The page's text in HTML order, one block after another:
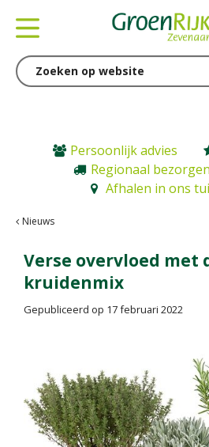
Persoonlijk advies
Regionaal
Afhalen in ons
Nieuws
Verse overvloed met
kruidenmix
Gepubliceerd op 17 februari 2022